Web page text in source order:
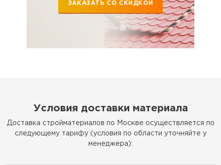
ЗАКАЗАТЬ СО СКИДКОЙ
Условия доставки материала
Доставка стройматериалов по Москве осуществляется по
следующему тарифу (условия по области уточняйте у
менеджера):
ПЕРЕЙТИ